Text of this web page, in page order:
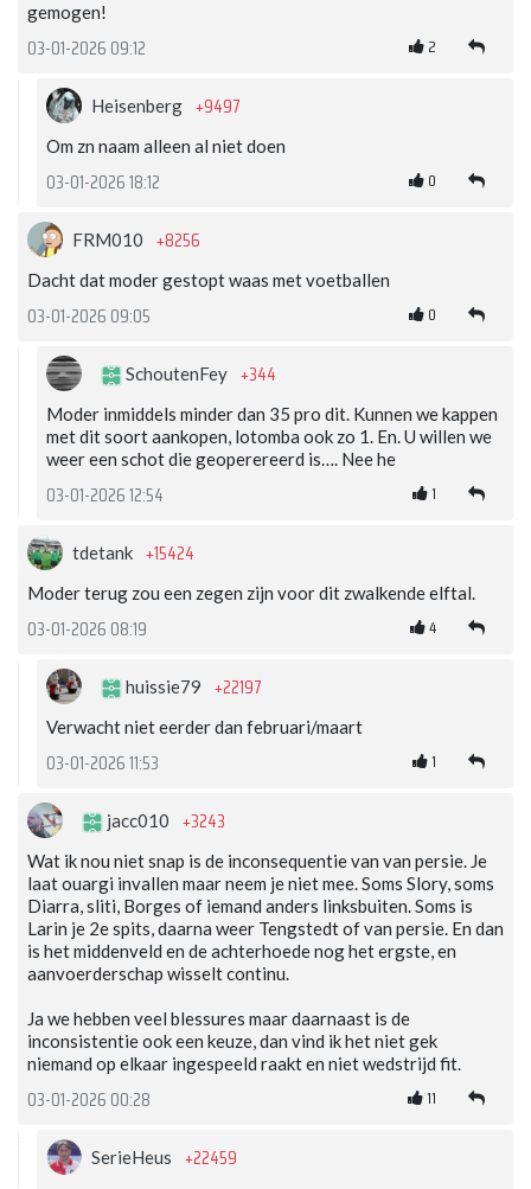
gemogen!
03-01-2026 09:12 2
Heisenberg +9497
Om zn naam alleen al niet doen
03-01-2026 18:12 0
FRM010 +8256
Dacht dat moder gestopt waas met voetballen
03-01-2026 09:05 0
SchoutenFey +344
Moder inmiddels minder dan 35 pro dit. Kunnen we kappen
met dit soort aankopen, lotomba ook zo 1. En. U willen we
weer een schot die geoperereerd is…. Nee he
03-01-2026 12:54 1
tdetank +15424
Moder terug zou een zegen zijn voor dit zwalkende elftal.
03-01-2026 08:19 4
huissie79 +22197
Verwacht niet eerder dan februari/maart
03-01-2026 11:53 1
jacc010 +3243
Wat ik nou niet snap is de inconsequentie van van persie. Je
laat ouargi invallen maar neem je niet mee. Soms Slory, soms
Diarra, sliti, Borges of iemand anders linksbuiten. Soms is
Larin je 2e spits, daarna weer Tengstedt of van persie. En dan
is het middenveld en de achterhoede nog het ergste, en
aanvoerderschap wisselt continu.
Ja we hebben veel blessures maar daarnaast is de
inconsistentie ook een keuze, dan vind ik het niet gek
niemand op elkaar ingespeeld raakt en niet wedstrijd fit.
03-01-2026 00:28 11
SerieHeus +22459